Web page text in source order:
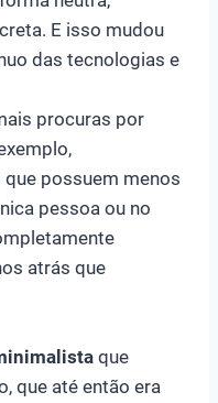
E isso mudou
das tecnologias e
procuras por
possuem menos
pessoa ou no
atrás que
que
que até então era